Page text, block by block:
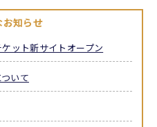
お知らせ
ット新サイトオープン
いて